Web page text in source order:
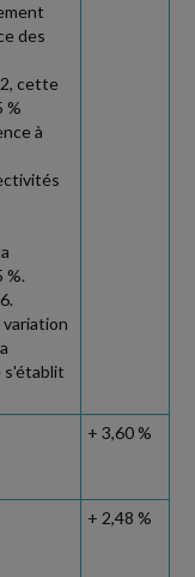
des
cette
%
à
%.
s'établit
+ 3,60 %
+ 2,48 %